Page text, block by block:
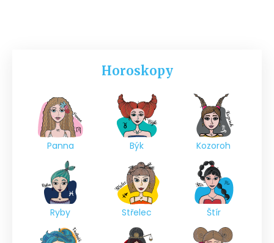
Horoskopy
Panna Býk Kozoroh
Ryby Střelec Štír